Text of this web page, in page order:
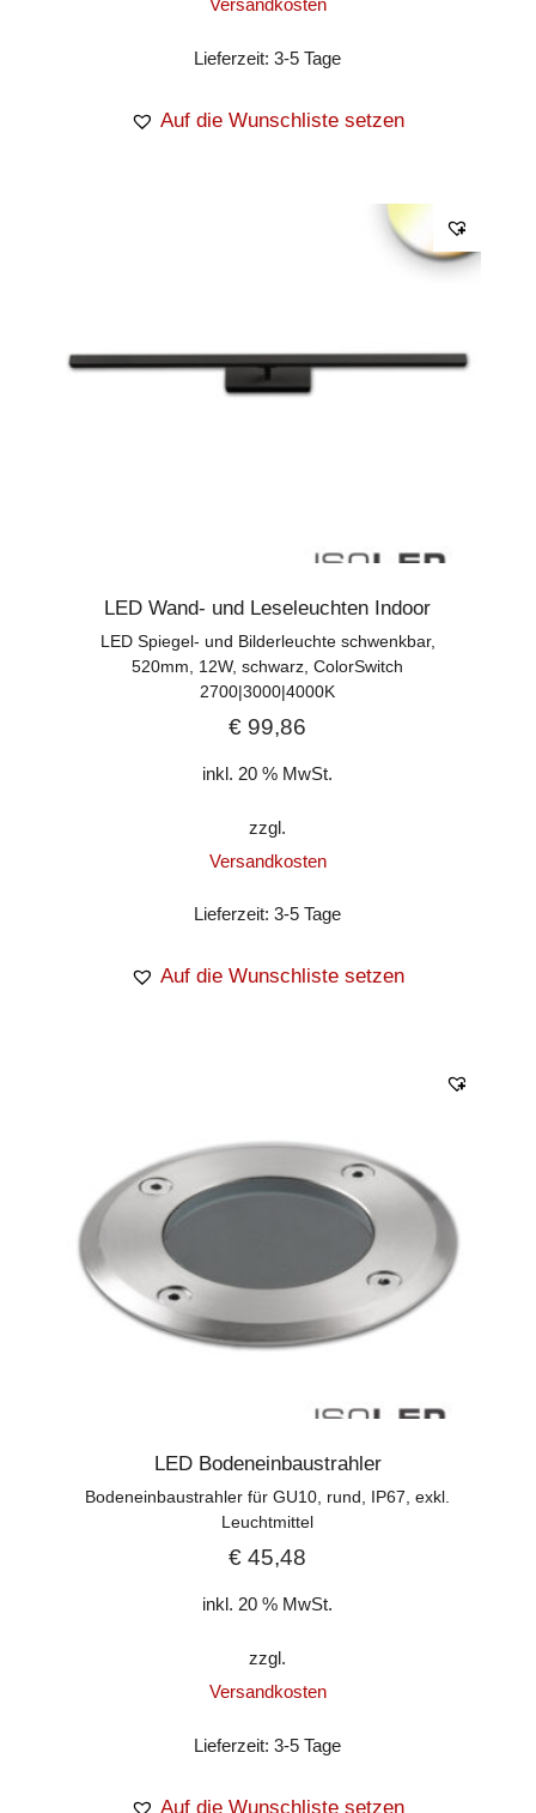
Versandkosten
Lieferzeit:3-5 Tage
Auf die Wunschliste setzen
LED Wand- und Leseleuchten Indoor
LED Spiegel- und Bilderleuchte schwenkbar,
520mm, 12W, schwarz, ColorSwitch
2700|3000|4000K
€ 99,86
inkl. 20 % MwSt.
zzgl.
Versandkosten
Lieferzeit:3-5 Tage
Auf die Wunschliste setzen
LED Bodeneinbaustrahler
Bodeneinbaustrahler für GU10, rund, IP67, exkl.
Leuchtmittel
€ 45,48
inkl. 20 % MwSt.
zzgl.
Versandkosten
Lieferzeit:3-5 Tage
Auf die Wunschliste setzen